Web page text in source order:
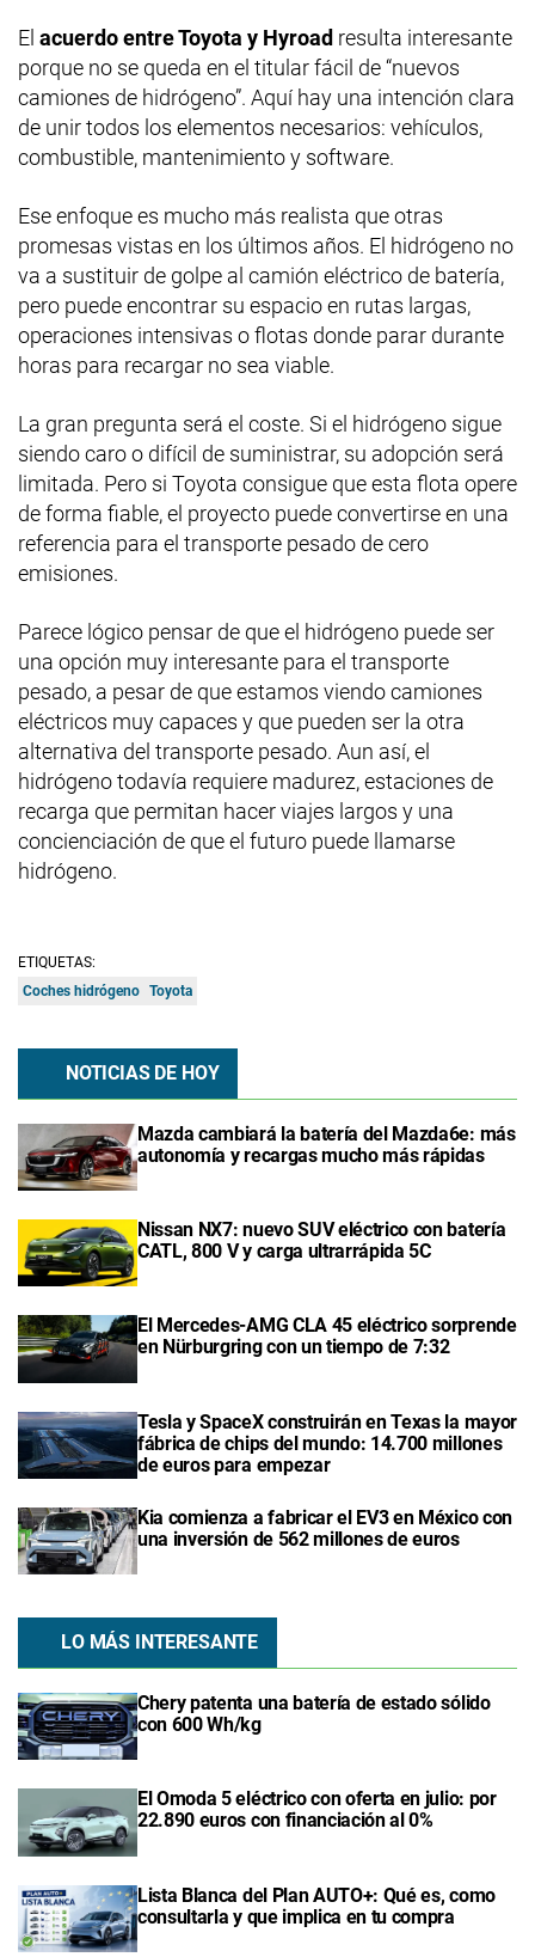
El acuerdo entre Toyota y Hyroad resulta interesante
porque no se queda en el titular fácil de “nuevos
camiones de hidrógeno”. Aquí hay una intención clara
de unir todos los elementos necesarios: vehículos,
combustible, mantenimiento y software.
Ese enfoque es mucho más realista que otras
promesas vistas en los últimos años. El hidrógeno no
va a sustituir de golpe al camión eléctrico de batería,
pero puede encontrar su espacio en rutas largas,
operaciones intensivas o flotas donde parar durante
horas para recargar no sea viable.
La gran pregunta será el coste. Si el hidrógeno sigue
siendo caro o difícil de suministrar, su adopción será
limitada. Pero si Toyota consigue que esta flota opere
de forma fiable, el proyecto puede convertirse en una
referencia para el transporte pesado de cero
emisiones.
Parece lógico pensar de que el hidrógeno puede ser
una opción muy interesante para el transporte
pesado, a pesar de que estamos viendo camiones
eléctricos muy capaces y que pueden ser la otra
alternativa del transporte pesado. Aun así, el
hidrógeno todavía requiere madurez, estaciones de
recarga que permitan hacer viajes largos y una
concienciación de que el futuro puede llamarse
hidrógeno.
ETIQUETAS:
Coches hidrógeno Toyota
NOTICIAS DE HOY
Mazda cambiará la batería del Mazda6e: más
autonomía y recargas mucho más rápidas
Nissan NX7: nuevo SUV eléctrico con batería
CATL, 800 V y carga ultrarrápida 5C
El Mercedes-AMG CLA 45 eléctrico sorprende
en Nürburgring con un tiempo de 7:32
Tesla y SpaceX construirán en Texas la mayor
fábrica de chips del mundo: 14.700 millones
de euros para empezar
Kia comienza a fabricar el EV3 en México con
una inversión de 562 millones de euros
LO MÁS INTERESANTE
Chery patenta una batería de estado sólido
con 600 Wh/kg
El Omoda 5 eléctrico con oferta en julio: por
22.890 euros con financiación al 0%
Lista Blanca del Plan AUTO+: Qué es, como
consultarla y que implica en tu compra